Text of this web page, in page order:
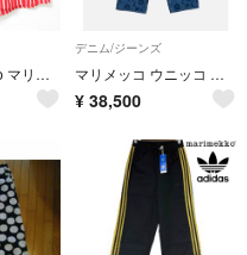
美品 marimekko マリメッコ JOKAPOIKA SHORTS Piccolo ストライプ柄 イージー ショートパンツ サイズM レッド レディース 古着 中古 USED
デニム/ジーンズ
マリメッコ ウニッコ ルーズジーンズ unikko Loose
¥ 38,500